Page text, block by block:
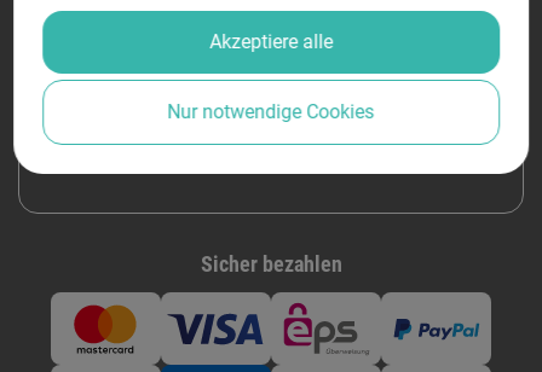
Perfektastraße 58, 1230 Wien
Montag - Donnerstag von9:00 bis 18:00
Sicher bezahlen
Akzeptiere alle
Nur notwendige Cookies